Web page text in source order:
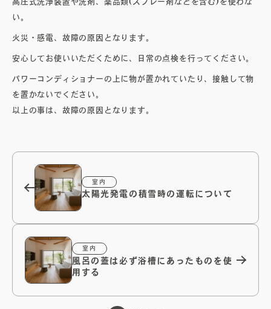
ブログ
メンテナンスコラム
会社案内
電子カタログを見る
無料相談会
プライバシーポリシー
い。
火災・感電、故障の原因となります。
安心してお使いいただくために、日常の点検を行ってください。
​パワーコンディショナーの上に物が置かれていたり、接触して物
を置かないでください。
以上の事は、故障の原因となります。
室内
太陽光発電の積雪時の運転について
室内
風呂の蓋は必ず浴槽にあったものを使
用する